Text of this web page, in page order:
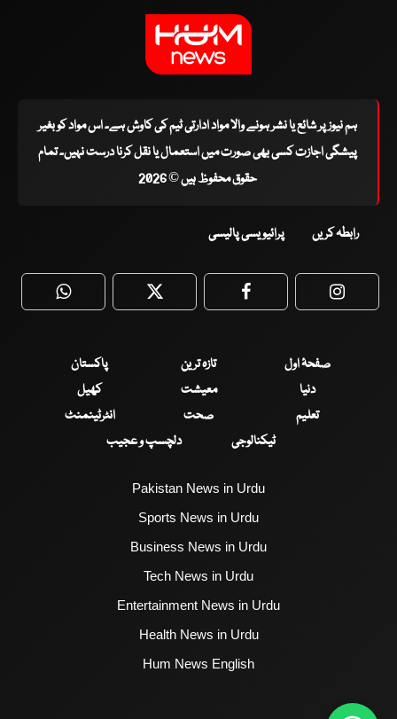
ہم نیوز پر شائع یا نشر ہونے والا مواد ادارتی ٹیم کی کاوش ہے۔ اس مواد کو بغیر
پیشگی اجازت کسی بھی صورت میں استعمال یا نقل کرنا درست نہیں۔ تمام
حقوق محفوظ ہیں © 2026
رابطہ کریں پرائیویسی پالیسی
WhatsApp Twitter Facebook
صفحۂ اول تازہ ترین
پاکستان
دنیا
معیشت
کھیل
تعلیم
صحت
انٹرٹینمنٹ
ٹیکنالوجی
دلچسپ و عجیب
Pakistan News in Urdu
Sports News in Urdu
Business News in Urdu
Tech News in Urdu
Entertainment News in Urdu
Health News in Urdu
Hum News English